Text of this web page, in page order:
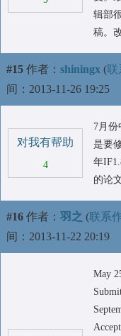
辑部
稿。
#15 作者： shiningx (联
间：2013-11-26 19:25
对我有帮助
4
7月
是要
年
的论
#16 作者： 羽之 (联系
间：2013-11-22 20:19
May